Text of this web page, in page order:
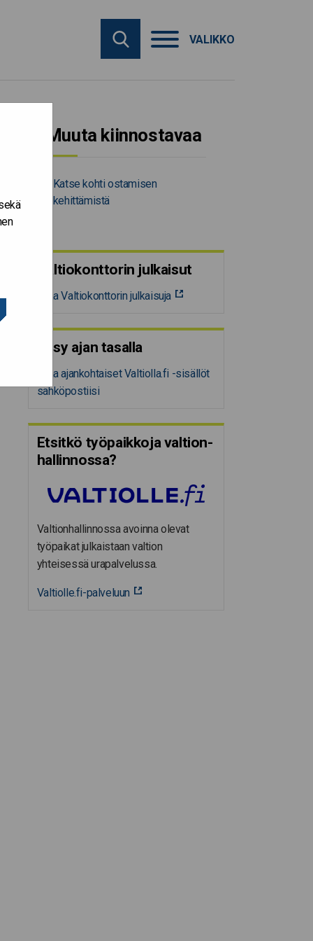
VALIKKO
Muuta kiinnostavaa
Katse kohti ostamisen
kehittämistä
Valtiokonttorin julkaisut
Tilaa Valtiokonttorin julkaisuja
Pysy ajan tasalla
Tilaa ajankohtaiset Valtiolla.fi -sisällöt
sähköpostiisi
Etsitkö työpaikkoja valtion­
hal­lin­nossa?
Valtionhallinnossa avoinna olevat
työpaikat julkaistaan valtion
yhteisessä urapalvelussa.
Valtiolle.fi-palveluun